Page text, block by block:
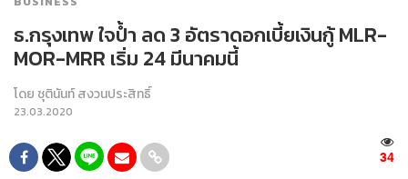
ธ.กรุงเทพ ใจป้ำ ลด 3 อัตราดอกเบี้ยเงินกู้ MLR-
MOR-MRR เริ่ม 24 มีนาคมนี้
โดย ชุตินันท์ สงวนประสิทธิ์
23.03.2020
34